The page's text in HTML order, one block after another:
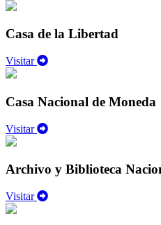
Casa de la Libertad
Visitar
Casa Nacional de Moneda
Visitar
Archivo y Biblioteca
Visitar